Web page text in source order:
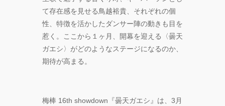
て存在感を見せる鳥越裕貴、それぞれの個
性、特徴を活かしたダンサー陣の動きも目を
惹く。ここから１ヶ月、開幕を迎える〈曇天
ガエシ〉がどのようなステージになるのか、
期待が高まる。
梅棒 16th showdown『曇天ガエシ』は、3月